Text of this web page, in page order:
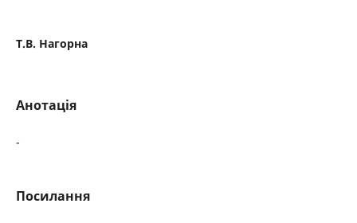
Т.В. Нагорна
Анотація
-
Посилання